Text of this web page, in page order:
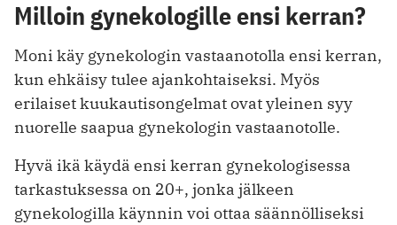
Milloin gynekologille ensi kerran?
Moni käy gynekologin vastaanotolla ensi kerran,
kun ehkäisy tulee ajankohtaiseksi. Myös
erilaiset kuukautisongelmat ovat yleinen syy
nuorelle saapua gynekologin vastaanotolle.
Hyvä ikä käydä ensi kerran gynekologisessa
tarkastuksessa on 20+, jonka jälkeen
gynekologilla käynnin voi ottaa säännölliseksi